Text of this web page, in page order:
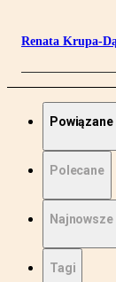
Renata Krupa-
Powiązane
Polecane
Najnowsze
Tagi